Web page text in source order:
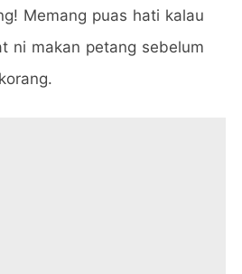
Memang puas hati kalau
ni makan petang sebelum